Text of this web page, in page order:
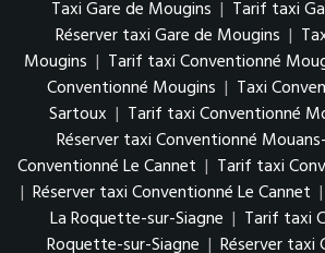
Taxi Gare de Mougins | Tarif taxi
Réserver taxi Gare de Mougins |
Mougins | Tarif taxi Conventionné
Conventionné Mougins | Taxi
Sartoux | Tarif taxi Conventionné
Réserver taxi Conventionné
Conventionné Le Cannet | Tarif taxi
| Réserver taxi Conventionné Le Cannet |
La Roquette-sur-Siagne | Tarif taxi
Roquette-sur-Siagne | Réserver taxi